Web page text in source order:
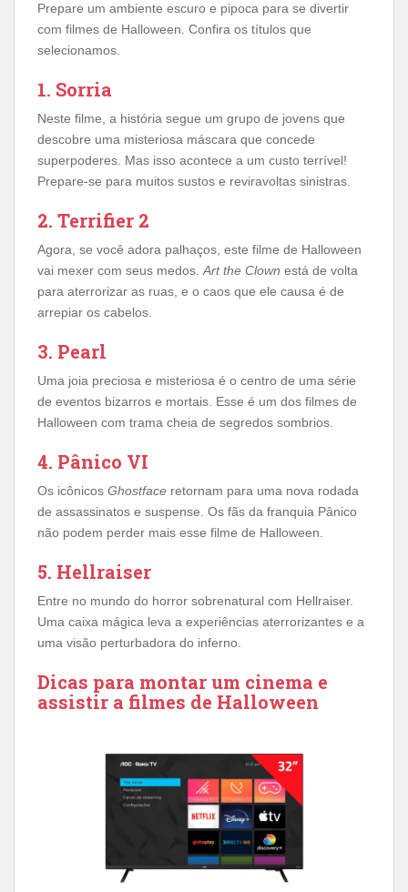
Prepare um ambiente escuro e pipoca para se divertir
com filmes de Halloween. Confira os títulos que
selecionamos.
1. Sorria
Neste filme, a história segue um grupo de jovens que
descobre uma misteriosa máscara que concede
superpoderes. Mas isso acontece a um custo terrível!
Prepare-se para muitos sustos e reviravoltas sinistras.
2. Terrifier 2
Agora, se você adora palhaços, este filme de Halloween
vai mexer com seus medos.Art the Clown está de volta
para aterrorizar as ruas, e o caos que ele causa é de
arrepiar os cabelos.
3. Pearl
Uma joia preciosa e misteriosa é o centro de uma série
de eventos bizarros e mortais. Esse é um dos filmes de
Halloween com trama cheia de segredos sombrios.
4. Pânico VI
Os icônicos Ghostface retornam para uma nova rodada
de assassinatos e suspense. Os fãs da franquia Pânico
não podem perder mais esse filme de Halloween.
5. Hellraiser
Entre no mundo do horror sobrenatural com Hellraiser.
Uma caixa mágica leva a experiências aterrorizantes e a
uma visão perturbadora do inferno.
Dicas para montar um cinema e
assistir a filmes de Halloween